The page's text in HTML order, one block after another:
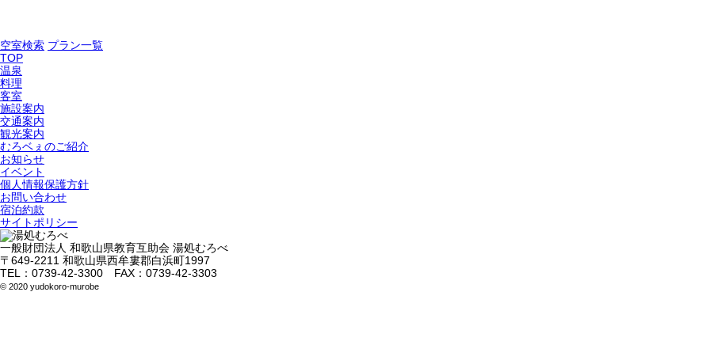
空室検索 プラン一覧
TOP
温泉
料理
客室
施設案内
交通案内
観光案内
むろベぇのご紹介
お知らせ
イベント
個人情報保護方針
お問い合わせ
宿泊約款
サイトポリシー
⼀般財団法⼈ 和歌⼭県教育互助会 湯処むろべ
〒649-2211 和歌⼭県⻄牟婁郡⽩浜町1997
TEL：0739-42-3300 FAX：0739-42-3303
© 2020 yudokoro-murobe